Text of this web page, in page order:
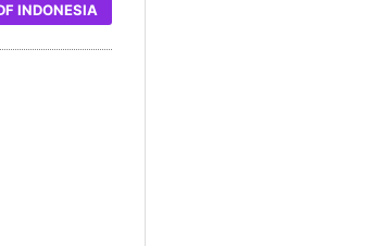
INDONESIA